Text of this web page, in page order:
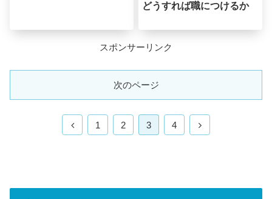
どうすれば職につけるか
スポンサーリンク
次のページ
前
1 2 3 4
次